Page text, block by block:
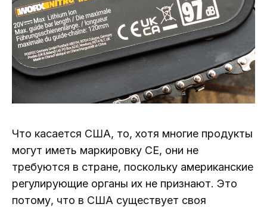
Что касается США, то, хотя многие продукты
могут иметь маркировку CE, они не
требуются в стране, поскольку американские
регулирующие органы их не признают. Это
потому, что в США существует своя